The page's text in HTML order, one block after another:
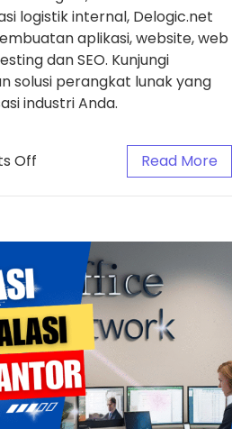
logistik internal, Delogic.net
aplikasi, website, web
dan SEO. Kunjungi
solusi perangkat lunak yang
industri Anda.
Off Read More